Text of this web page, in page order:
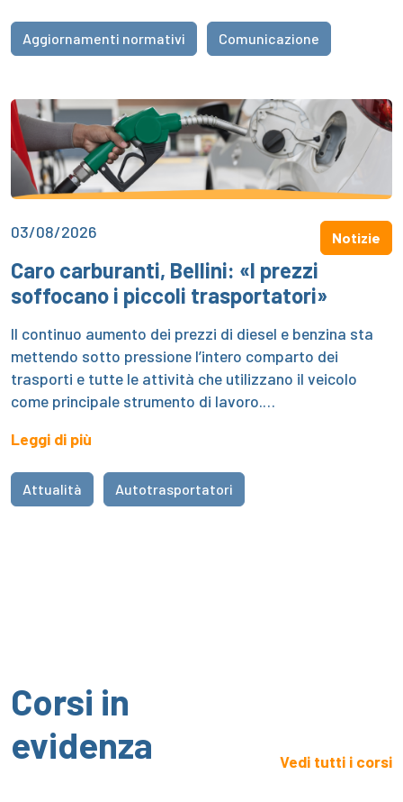
Aggiornamenti normativi Comunicazione
03/08/2026 Notizie
Caro carburanti, Bellini: «I prezzi
soffocano i piccoli trasportatori»
Il continuo aumento dei prezzi di diesel e benzina sta
mettendo sotto pressione l’intero comparto dei
trasporti e tutte le attività che utilizzano il veicolo
come principale strumento di lavoro.…
Leggi di più
Attualità Autotrasportatori
Corsi in
evidenza
Vedi tutti i corsi